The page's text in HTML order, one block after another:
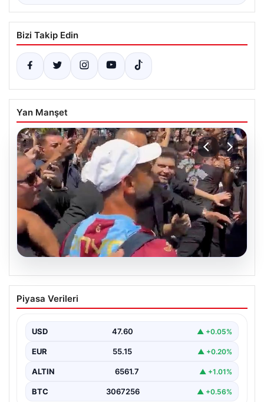
Bizi Takip Edin
Yan Manşet
05.08.2026
Mohamed Salah’tan Tarihi İlk Üçlü
Başarı
önemli bir dönüm noktasına imza attı. Takımının
hücum…
Piyasa Verileri
USD 47.60 ▲ +0.05%
EUR 55.15 ▲ +0.20%
ALTIN 6561.7 ▲ +1.01%
BTC 3067256 ▲ +0.56%